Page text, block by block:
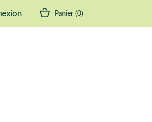
Panier (0)